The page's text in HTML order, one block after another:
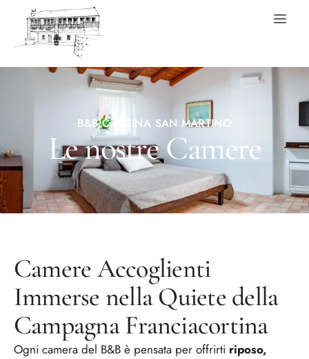
B&B CASCINA SAN MARTINO
Le nostre Camere
Camere Accoglienti
Immerse nella Quiete della
Campagna Franciacortina
Ogni camera del B&B è pensata per offrirti riposo,